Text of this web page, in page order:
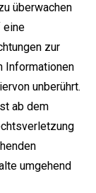
überwachen
eine
zur
Informationen
unberührt.
ab dem
umgehend